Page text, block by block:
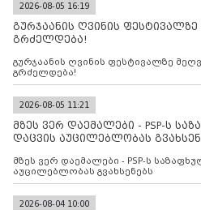
2026-08-05 16:19
გურჯაანის ღვინის
გრძელდება!
გურჯაანის ღვინის ფესტივალზე
გრძელდება!
2026-08-05 11:21
მზეს ვერ დაემალები - PSP-ს
დაცვის აუცილებლობას
მზეს ვერ დაემალები - PSP-ს
აუცილებლობას გვახსენებს
2026-08-04 10:00